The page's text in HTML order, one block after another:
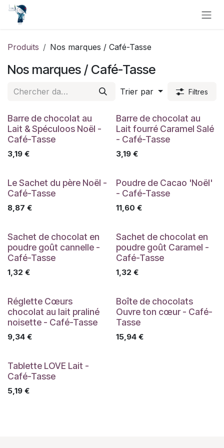
Se rendre au contenu
Produits Nos marques / Café-Tasse
Nos marques / Café-Tasse
Trier par Filtres
Barre de chocolat au
Lait & Spéculoos Noël -
Café-Tasse
3,19 €
Barre de chocolat au
Lait fourré Caramel Salé
- Café-Tasse
3,19€
Le Sachet du père Noël -
Café-Tasse
8,87 €
Poudre de Cacao 'Noël'
- Café-Tasse
11,60 €
Sachet de chocolat en
poudre goût cannelle -
Café-Tasse
1,32 €
Sachet de chocolat en
poudre goût Caramel -
Café-Tasse
1,32 €
Réglette Cœurs
chocolat au lait praliné
noisette - Café-Tasse
9,34 €
Boîte de chocolats
Ouvre ton cœur - Café-
Tasse
15,94€
Tablette LOVE Lait -
Café-Tasse
5,19 €